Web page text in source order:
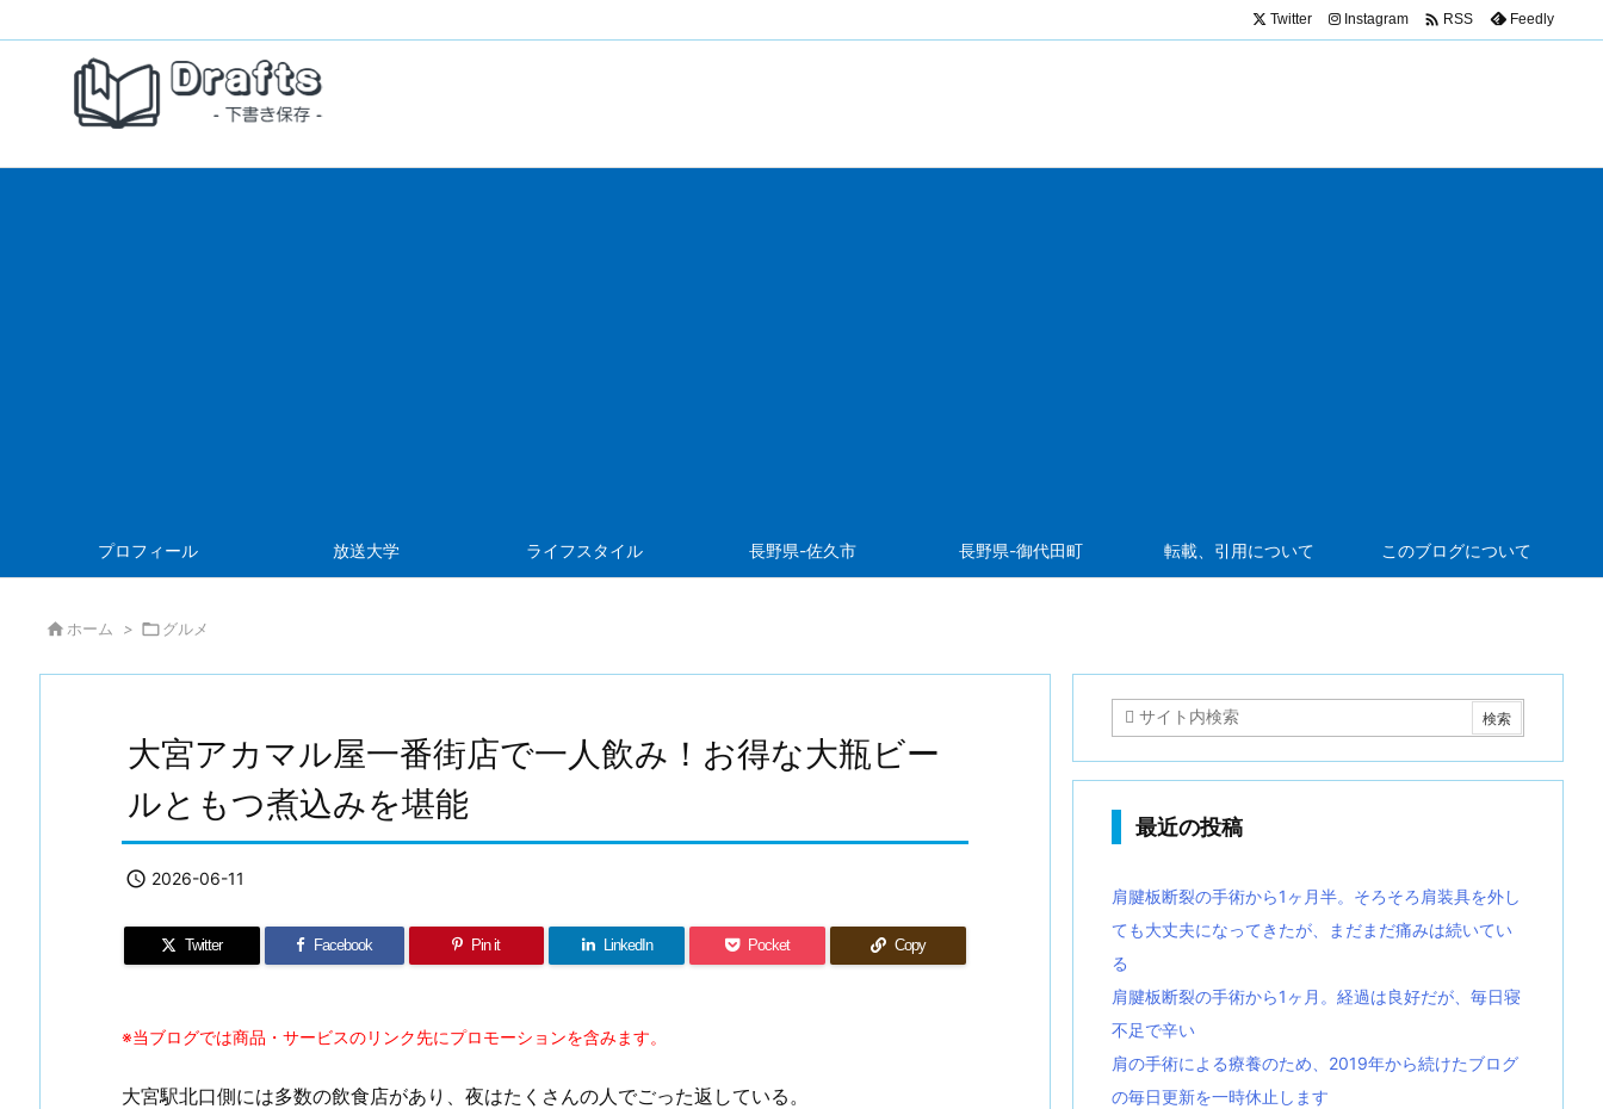
プロフィール 放送大学 ライフスタイル 長野県-佐久市 長野県-御代田町 転載、引用について このブログについて
Twitter Instagram  RSS Feedly
 ホーム > グルメ
大宮アカマル屋一番街店で一人飲み！お得な大瓶ビー
ルともつ煮込みを堪能
 2026-06-11
Twitter Facebook Pin it LinkedIn Pocket Copy
※当ブログでは商品・サービスのリンク先にプロモーションを含みます。
大宮駅北口側には多数の飲食店があり、夜はたくさんの人でごった返している。
最近の投稿
肩腱板断裂の手術から1ヶ月半。そろそろ肩装具を外し
ても大丈夫になってきたが、まだまだ痛みは続いてい
る
肩腱板断裂の手術から1ヶ月。経過は良好だが、毎日寝
不足で辛い
肩の手術による療養のため、2019年から続けたブログ
の毎日更新を一時休止します